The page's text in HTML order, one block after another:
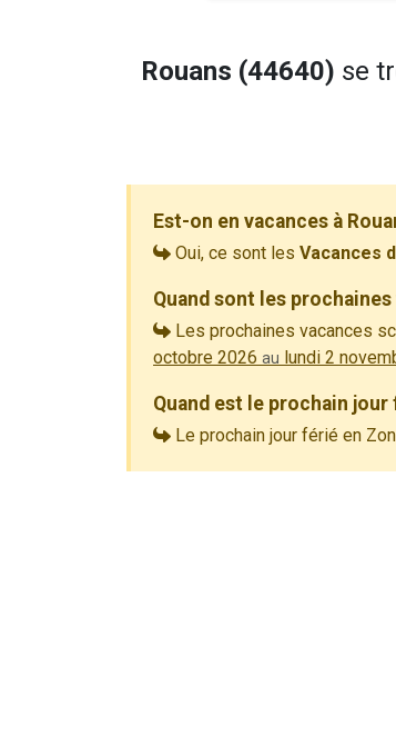
Rouans (44640) se
Est-on en vacances à
Oui, ce sont les Vacances
Quand sont les
Les prochaines vacances
octobre 2026 au lundi 2
Quand est le prochain jour
Le prochain jour férié en